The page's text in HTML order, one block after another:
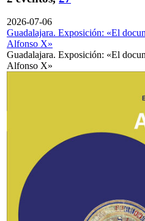
2026-07-06
Guadalajara. Exposición: «El
Alfonso X»
Guadalajara. Exposición: «El
Alfonso X»